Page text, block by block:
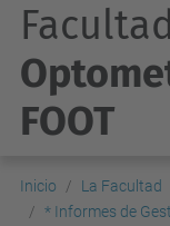
FOOT
Inicio La Facultad
* Informes de